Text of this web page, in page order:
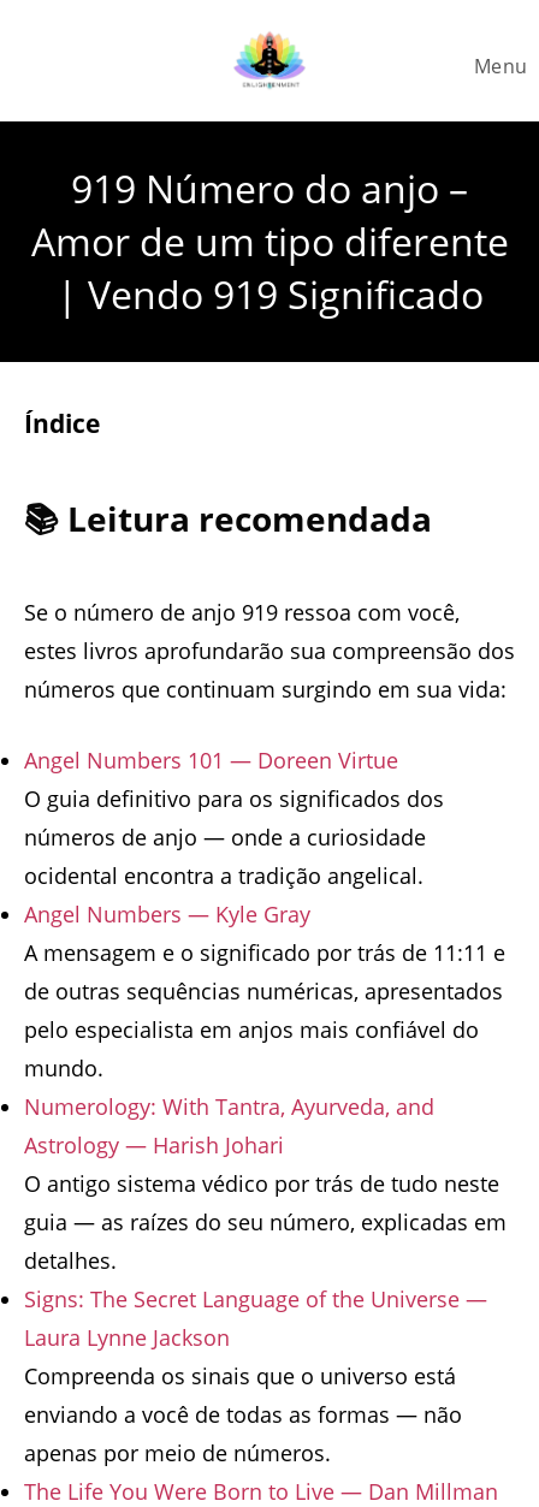
Menu
919 Número do anjo –
Amor de um tipo diferente
| Vendo 919 Significado
Índice
📚 Leitura recomendada
Se o número de anjo 919 ressoa com você,
estes livros aprofundarão sua compreensão dos
números que continuam surgindo em sua vida:
Angel Numbers 101 — Doreen Virtue
O guia definitivo para os significados dos
números de anjo — onde a curiosidade
ocidental encontra a tradição angelical.
Angel Numbers — Kyle Gray
A mensagem e o significado por trás de 11:11 e
de outras sequências numéricas, apresentados
pelo especialista em anjos mais confiável do
mundo.
Numerology: With Tantra, Ayurveda, and
Astrology — Harish Johari
O antigo sistema védico por trás de tudo neste
guia — as raízes do seu número, explicadas em
detalhes.
Signs: The Secret Language of the Universe —
Laura Lynne Jackson
Compreenda os sinais que o universo está
enviando a você de todas as formas — não
apenas por meio de números.
The Life You Were Born to Live — Dan Millman